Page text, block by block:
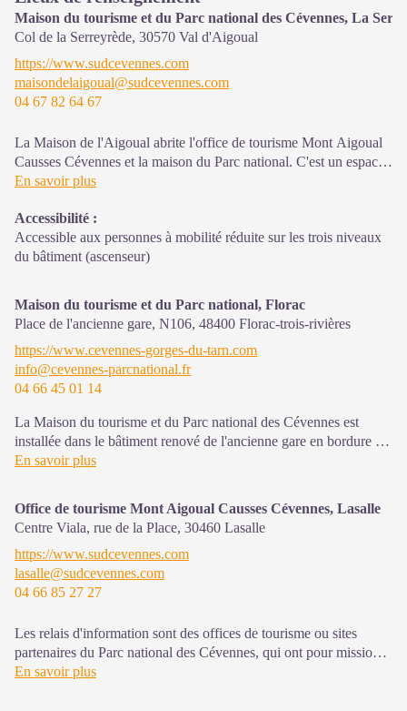
Maison du tourisme et du Parc national des Cévennes, La
Col de la Serreyrède, 30570 Val d'Aigoual
https://www.sudcevennes.com
maisondelaigoual@sudcevennes.com
04 67 82 64 67
La Maison de l'Aigoual abrite l'office de tourisme Mont Aigoual
Causses Cévennes et la maison du Parc national. C'est un espace
d’accueil, d'information et de sensibilisation sur le Parc national
d'animation ainsi que les règles à adopter en cœur de Parc.
Sur place : expositions temporaires, animations au départ du site
et boutique
En savoir plus
Accessibilité :
Accessible aux personnes à mobilité réduite sur les trois niveaux
du bâtiment (ascenseur)
Maison du tourisme et du Parc national, Florac
Place de l'ancienne gare, N106, 48400 Florac-trois-rivières
https://www.cevennes-gorges-du-tarn.com
info@cevennes-parcnational.fr
04 66 45 01 14
La Maison du tourisme et du Parc national des Cévennes est
installée dans le bâtiment renové de l'ancienne gare en bordure de
la N106. C'est un espace , d’accueil, d'information et de
de l'office de tourisme et du Parc.
Une expo interactive présente le Parc national des Cévennes et
ses actions.
Sur place : Une boutique, librairie découverte et produits siglés
Ouvert toute l'année (se renseigner sur les jours et horaires en
saison hivernale).
En savoir plus
Office de tourisme Mont Aigoual Causses Cévennes, Lasalle
Centre Viala, rue de la Place, 30460 Lasalle
https://www.sudcevennes.com
lasalle@sudcevennes.com
04 66 85 27 27
Les relais d'information sont des offices de tourisme ou sites
partenaires du Parc national des Cévennes, qui ont pour mission
l'information et la sensibilisation sur l'offre de découverte et
En savoir plus